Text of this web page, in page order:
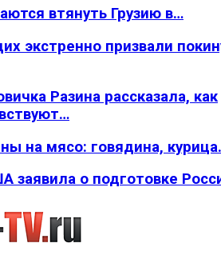
втянуть Грузию в…
экстренно призвали
Разина рассказала, как
на мясо: говядина,
заявила о подготовке